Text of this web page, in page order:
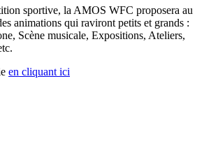
sportive, la AMOS WFC proposera au
animations qui raviront petits et grands :
Scène musicale, Expositions, Ateliers,
en cliquant ici